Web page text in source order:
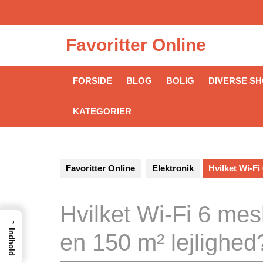
Favoritter Online
FORSIDE BLOG BOLIG DIVERSE
KATEGORIER
Favoritter Online Elektronik Hvilket Wi-Fi
Hvilket Wi-Fi 6
en 150 m²
→
Indhold